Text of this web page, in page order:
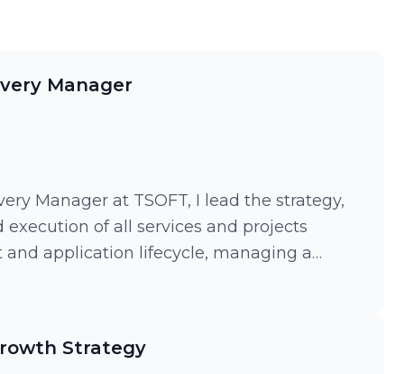
Manager
Manager at TSOFT, I lead the strategy,
of all services and projects
application lifecycle, managing a
250 professionals across Latin America.
in development, QA, automation,
Strategy